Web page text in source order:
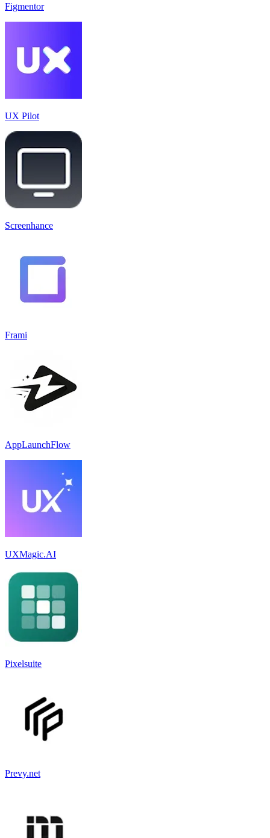
Figmentor
UX Pilot
Screenhance
Frami
AppLaunchFlow
UXMagic.AI
Pixelsuite
Prevy.net